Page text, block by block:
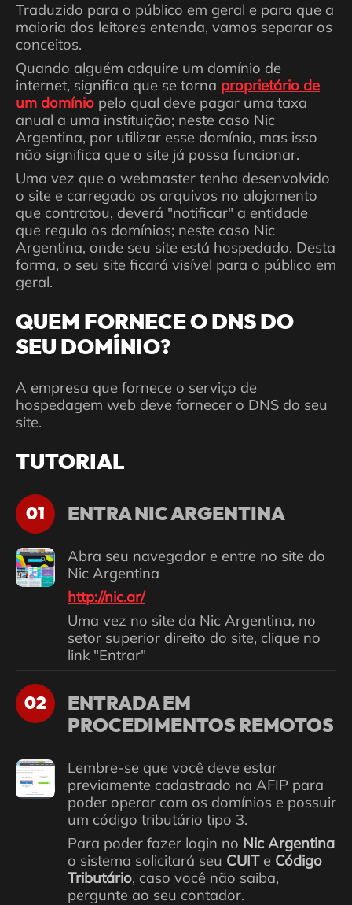
Traduzido para o público em geral e para que a
maioria dos leitores entenda, vamos separar os
conceitos.
Quando alguém adquire um domínio de
internet, significa que se torna proprietário de
um domínio pelo qual deve pagar uma taxa
anual a uma instituição; neste caso Nic
Argentina, por utilizar esse domínio, mas isso
não significa que o site já possa funcionar.
Uma vez que o webmaster tenha desenvolvido
o site e carregado os arquivos no alojamento
que contratou, deverá "notificar" a entidade
que regula os domínios; neste caso Nic
Argentina, onde seu site está hospedado. Desta
forma, o seu site ficará visível para o público em
geral.
QUEM FORNECE O DNS DO
SEU DOMÍNIO?
A empresa que fornece o serviço de
hospedagem web deve fornecer o DNS do seu
site.
TUTORIAL
01 ENTRA NIC ARGENTINA
Abra seu navegador e entre no site do
Nic Argentina
http://nic.ar/
Uma vez no site da Nic Argentina, no
setor superior direito do site, clique no
link "Entrar"
02
ENTRADA EM
PROCEDIMENTOS REMOTOS
Lembre-se que você deve estar
previamente cadastrado na AFIP para
poder operar com os domínios e possuir
um código tributário tipo 3.
Para poder fazer login no Nic Argentina
o sistema solicitará seu CUIT e Código
Tributário, caso você não saiba,
pergunte ao seu contador.